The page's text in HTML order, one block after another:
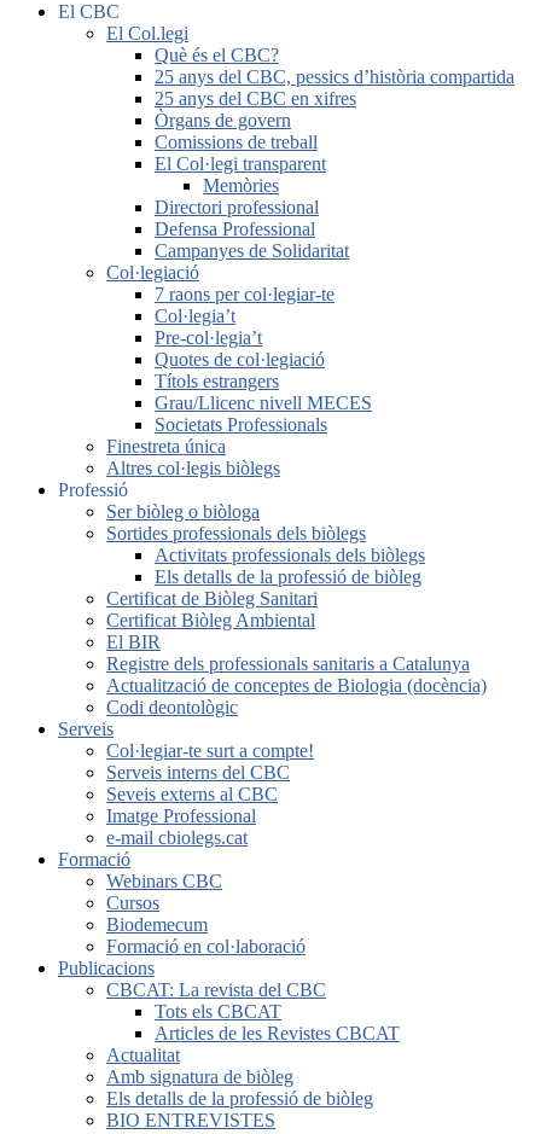
El CBC
El Col.legi
Què és el CBC?
25 anys del CBC, pessics d’història compartida
25 anys del CBC en xifres
Òrgans de govern
Comissions de treball
El Col·legi transparent
Memòries
Directori professional
Defensa Professional
Campanyes de Solidaritat
Col·legiació
7 raons per col·legiar-te
Col·legia’t
Pre-col·legia’t
Quotes de col·legiació
Títols estrangers
Grau/Llicenc nivell MECES
Societats Professionals
Finestreta única
Altres col·legis biòlegs
Professió
Ser biòleg o biòloga
Sortides professionals dels biòlegs
Activitats professionals dels biòlegs
Els detalls de la professió de biòleg
Certificat de Biòleg Sanitari
Certificat Biòleg Ambiental
El BIR
Registre dels professionals sanitaris a Catalunya
Actualització de conceptes de Biologia (docència)
Codi deontològic
Serveis
Col·legiar-te surt a compte!
Serveis interns del CBC
Seveis externs al CBC
Imatge Professional
e-mail cbiolegs.cat
Formació
Webinars CBC
Cursos
Biodemecum
Formació en col·laboració
Publicacions
CBCAT: La revista del CBC
Tots els CBCAT
Articles de les Revistes CBCAT
Actualitat
Amb signatura de biòleg
Els detalls de la professió de biòleg
BIO ENTREVISTES